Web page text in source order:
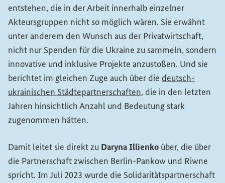
entstehen, die in der Arbeit innerhalb einzelner
Akteursgruppen nicht so möglich wären. Sie erwähnt
unter anderem den Wunsch aus der Privatwirtschaft,
nicht nur Spenden für die Ukraine zu sammeln, sondern
innovative und inklusive Projekte anzustoßen. Und sie
berichtet im gleichen Zuge auch über die deutsch-
ukrainischen Städtepartnerschaften(Externer Link)
, die in den letzten
Jahren hinsichtlich Anzahl und Bedeutung stark
zugenommen hätten.
Damit leitet sie direkt zu Daryna Illienko über, die über
die Partnerschaft zwischen Berlin-Pankow und Riwne
spricht. Im Juli 2023 wurde die Solidaritätspartnerschaft